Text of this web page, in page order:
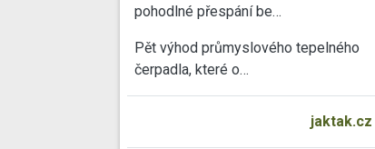
pohodlné přespání be…
Pět výhod průmyslového tepelného
čerpadla, které o…
jaktak.cz